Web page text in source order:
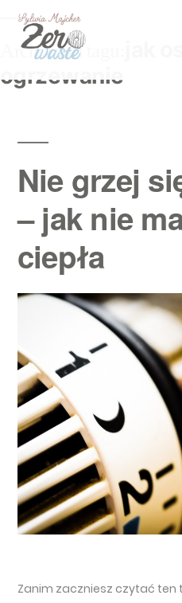
Archiwum tagu:
ogrzewanie
Nie grzej
– jak nie
ciepła
Zanim zaczniesz czytać ten